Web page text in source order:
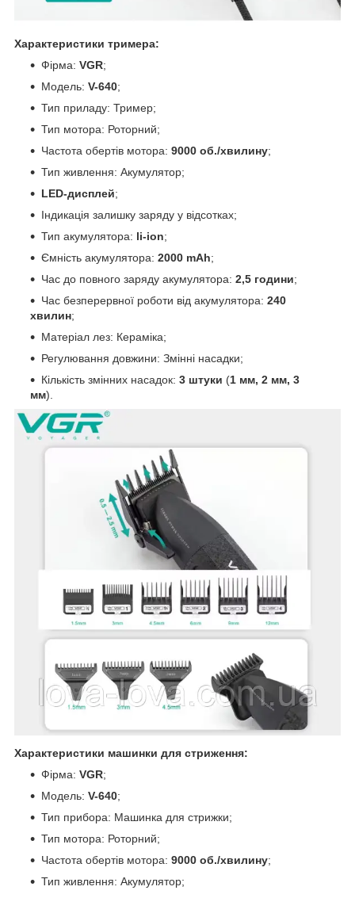
Характеристики тримера:
Фірма: VGR;
Модель: V-640;
Тип приладу: Тример;
Тип мотора: Роторний;
Частота обертів мотора: 9000 об./хвилину;
Тип живлення: Акумулятор;
LED-дисплей;
Індикація залишку заряду у відсотках;
Тип акумулятора: li-ion;
Ємність акумулятора: 2000 mAh;
Час до повного заряду акумулятора: 2,5 години;
Час безперервної роботи від акумулятора: 240
хвилин;
Матеріал лез: Кераміка;
Регулювання довжини: Змінні насадки;
Кількість змінних насадок: 3 штуки (1 мм, 2 мм, 3
мм).
Характеристики машинки для стриження:
Фірма: VGR;
Модель: V-640;
Тип прибора: Машинка для стрижки;
Тип мотора: Роторний;
Частота обертів мотора: 9000 об./хвилину;
Тип живлення: Акумулятор;